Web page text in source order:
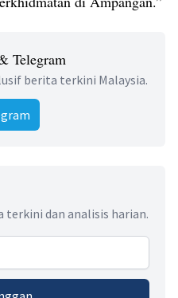
Telegram
berita terkini Malaysia.
terkini dan analisis harian.